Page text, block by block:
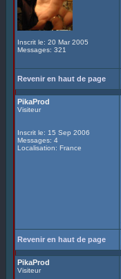
Inscrit le: 20 Mar 2005
Messages: 321
Revenir en haut de page
PikaProd
Visiteur
Inscrit le: 15 Sep 2006
Messages: 4
Localisation: France
Revenir en haut de page
PikaProd
Visiteur